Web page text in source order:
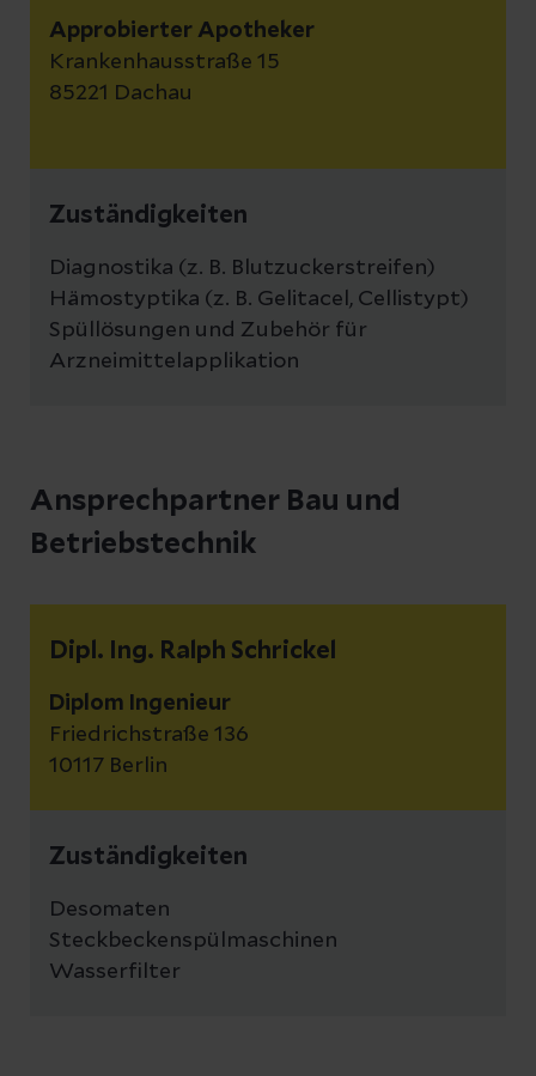
Approbierter Apotheker
Krankenhausstraße 15
85221 Dachau
Zuständigkeiten
Diagnostika (z. B. Blutzuckerstreifen)
Hämostyptika (z. B. Gelitacel, Cellistypt)
Spüllösungen und Zubehör für
Arzneimittelapplikation
Ansprechpartner Bau und
Betriebstechnik
Dipl. Ing. Ralph Schrickel
Diplom Ingenieur
Friedrichstraße 136
10117 Berlin
Zuständigkeiten
Desomaten
Steckbeckenspülmaschinen
Wasserfilter